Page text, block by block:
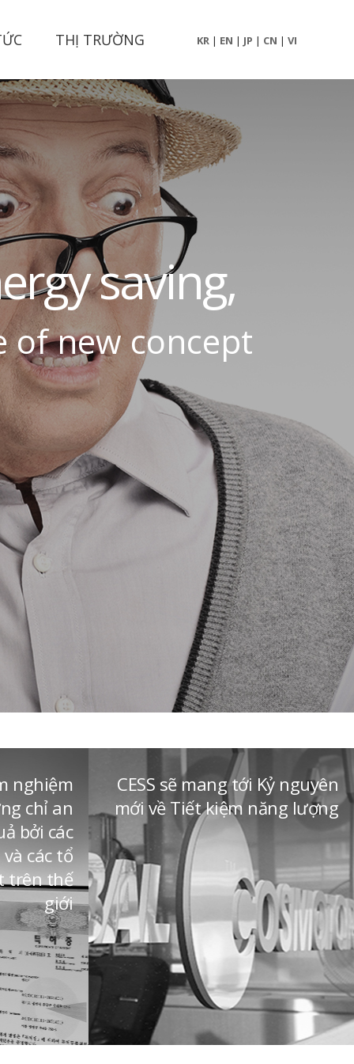
KR | EN | JP | CN | VI
THỊ TRƯỜNG
ergysaving,
ofnew concept
nghiệm
chỉ an
bởi các
các tổ
trên thế
giới
CESS sẽ mang tới Kỷ nguyên
mới về Tiết kiệm năng lượng